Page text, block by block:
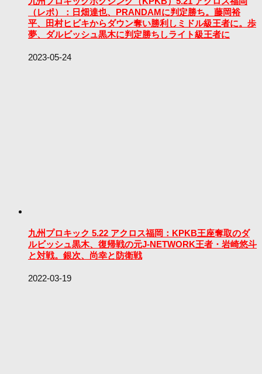
（レポ）：日畑達也、PRANDAMに判定勝ち。藤岡裕
平、田村ヒビキからダウン奪い勝利しミドル級王者に。歩
夢、ダルビッシュ黒木に判定勝ちしライト級王者に
2023-05-24
九州プロキック 5.22 アクロス福岡：KPKB王座奪取のダ
ルビッシュ黒木、復帰戦の元J-NETWORK王者・岩崎悠斗
と対戦。銀次、尚幸と防衛戦
2022-03-19